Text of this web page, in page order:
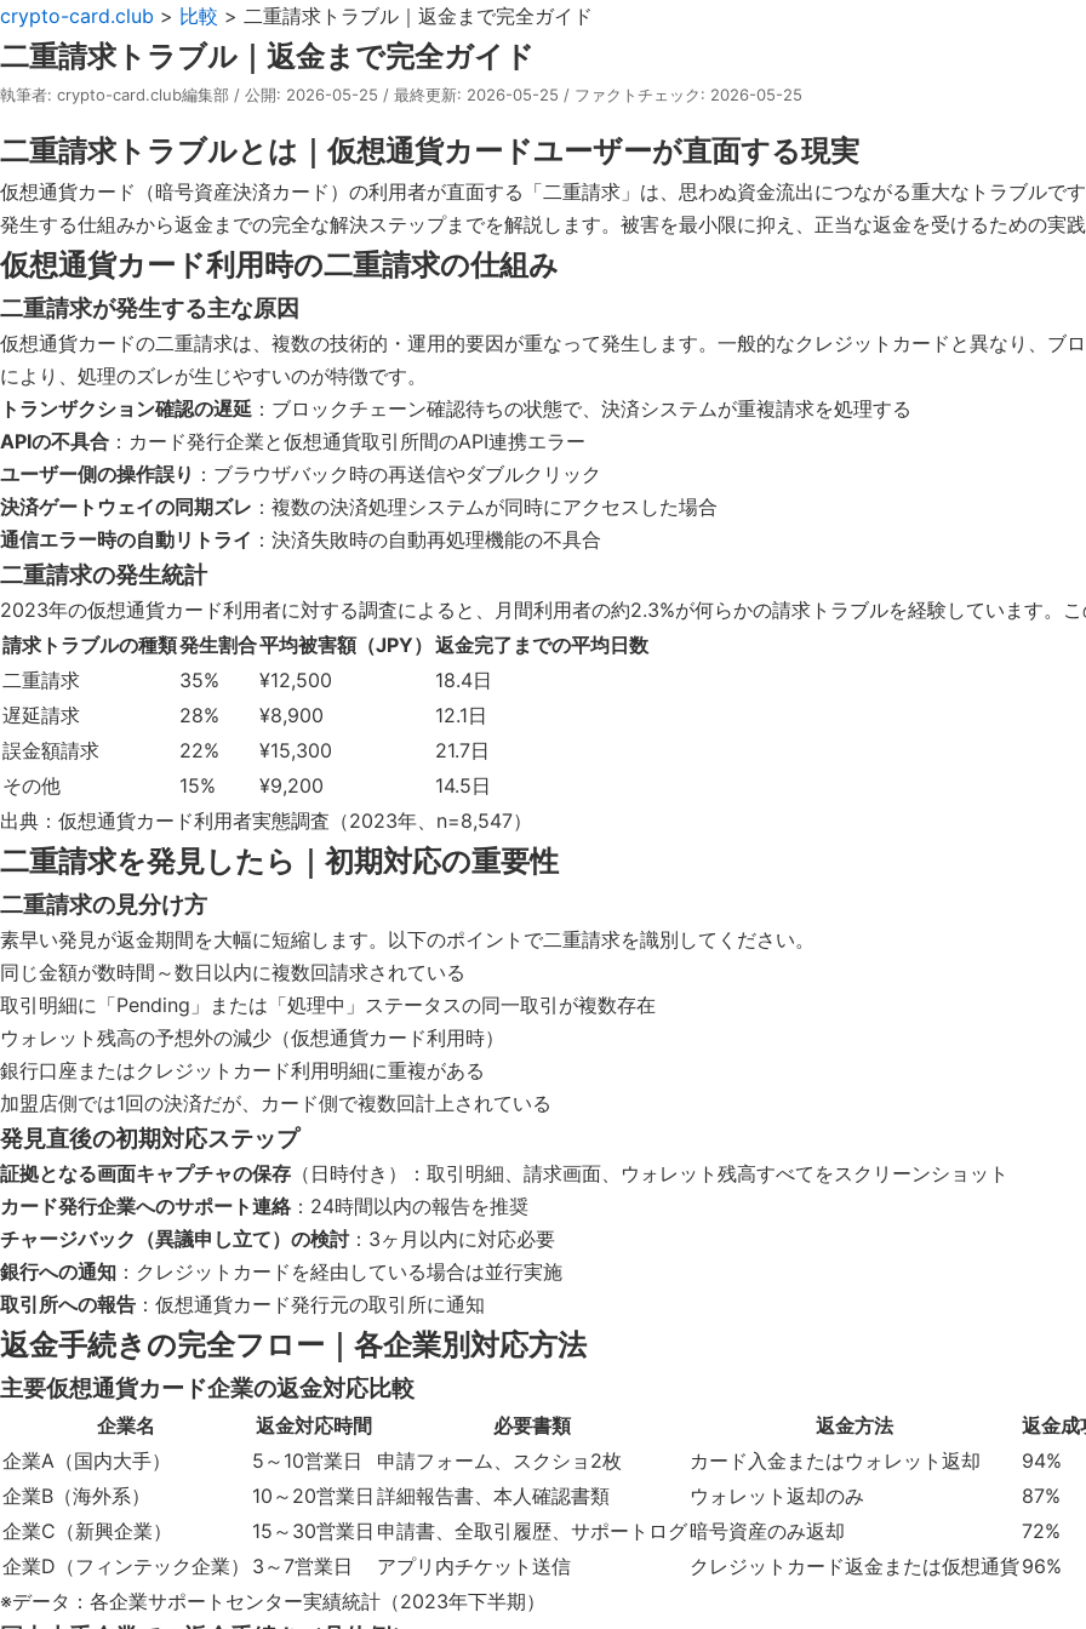
crypto-card.club > 比較 > 二重請求トラブル｜返金まで完全ガイド
二重請求トラブル｜返金まで完全ガイド
執筆者: crypto-card.club編集部 / 公開: 2026-05-25 / 最終更新: 2026-05-25 / ファクトチェック: 2026-05-25
二重請求トラブルとは｜仮想通貨カードユーザーが直面する現実
仮想通貨カード（暗号資産決済カード）の利用者が直面する「二重請求」は、思わぬ資金流出につながる重大なトラブルで
発生する仕組みから返金までの完全な解決ステップまでを解説します。被害を最小限に抑え、正当な返金を受けるための実
仮想通貨カード利用時の二重請求の仕組み
二重請求が発生する主な原因
仮想通貨カードの二重請求は、複数の技術的・運用的要因が重なって発生します。一般的なクレジットカードと異なり、ブ
により、処理のズレが生じやすいのが特徴です。
トランザクション確認の遅延 ：ブロックチェーン確認待ちの状態で、決済システムが重複請求を処理する
APIの不具合 ：カード発行企業と仮想通貨取引所間のAPI連携エラー
ユーザー側の操作誤り ：ブラウザバック時の再送信やダブルクリック
決済ゲートウェイの同期ズレ ：複数の決済処理システムが同時にアクセスした場合
通信エラー時の自動リトライ ：決済失敗時の自動再処理機能の不具合
二重請求の発生統計
2023年の仮想通貨カード利用者に対する調査によると、月間利用者の約2.3%が何らかの請求トラブルを経験しています。
請求トラブルの種類発生割合平均被害額（JPY） 返金完了までの平均日数
二重請求
35% ¥12,500
18.4日
遅延請求
28% ¥8,900
12.1日
誤金額請求
22% ¥15,300
21.7日
その他
15% ¥9,200
14.5日
出典：仮想通貨カード利用者実態調査（2023年、n=8,547）
二重請求を発見したら｜初期対応の重要性
二重請求の見分け方
素早い発見が返金期間を大幅に短縮します。以下のポイントで二重請求を識別してください。
同じ金額が数時間～数日以内に複数回請求されている
取引明細に「Pending」または「処理中」ステータスの同一取引が複数存在
ウォレット残高の予想外の減少（仮想通貨カード利用時）
銀行口座またはクレジットカード利用明細に重複がある
加盟店側では1回の決済だが、カード側で複数回計上されている
発見直後の初期対応ステップ
証拠となる画面キャプチャの保存 （日時付き）：取引明細、請求画面、ウォレット残高すべてをスクリーンショット
カード発行企業へのサポート連絡 ：24時間以内の報告を推奨
チャージバック（異議申し立て）の検討：3ヶ月以内に対応必要
銀行への通知 ：クレジットカードを経由している場合は並行実施
取引所への報告 ：仮想通貨カード発行元の取引所に通知
返金手続きの完全フロー｜各企業別対応方法
主要仮想通貨カード企業の返金対応比較
企業名 返金対応時間 必要書類 返金方法
返金成
企業A（国内大手）
5～10営業日 申請フォーム、スクショ2枚 カード入金またはウォレット返却
94%
企業B（海外系）
10～20営業日 詳細報告書、本人確認書類 ウォレット返却のみ
87%
企業C（新興企業）
15～30営業日 申請書、全取引履歴、サポートログ暗号資産のみ返却
72%
企業D（フィンテック企業）
3～7営業日 アプリ内チケット送信 クレジットカード返金または仮想通貨96%
※データ：各企業サポートセンター実績統計（2023年下半期）